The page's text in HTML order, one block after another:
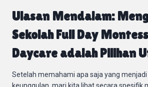
Ulasan Mendalam:
Sekolah Full Day
Daycare adalah Pilihan
Setelah memahami apa saja yang